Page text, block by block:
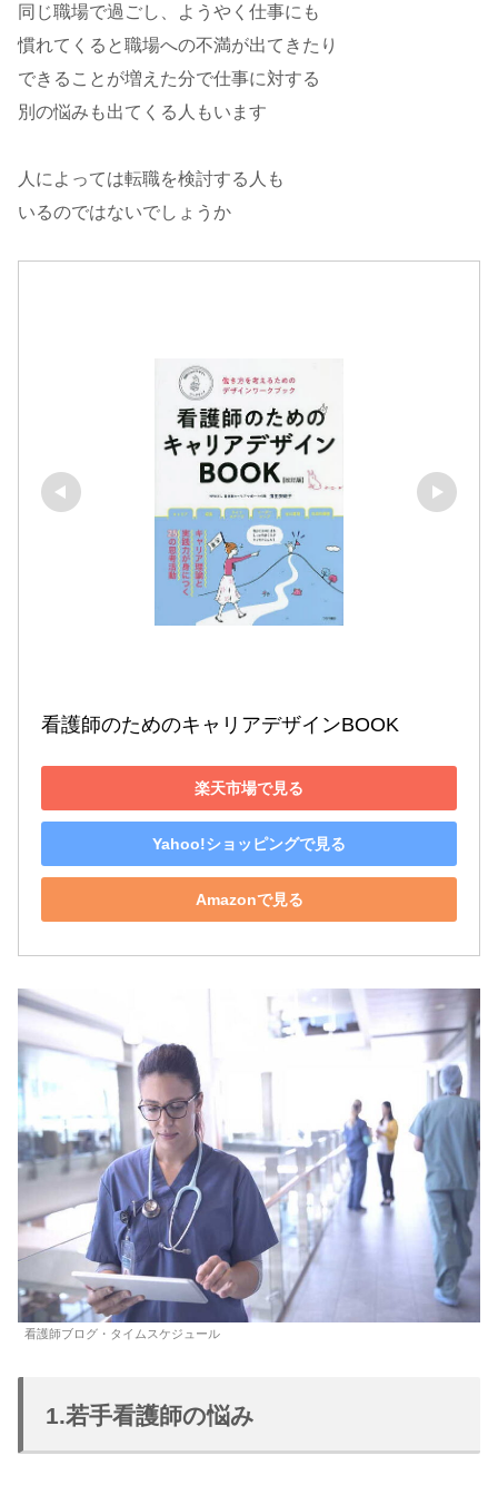
同じ職場で過ごし、ようやく仕事にも
慣れてくると職場への不満が出てきたり
できることが増えた分で仕事に対する
別の悩みも出てくる人もいます
人によっては転職を検討する人も
いるのではないでしょうか
看護師のためのキャリアデザインBOOK
楽天市場で見る
Yahoo!ショッピングで見る
Amazonで見る
看護師ブログ・タイムスケジュール
1.若手看護師の悩み